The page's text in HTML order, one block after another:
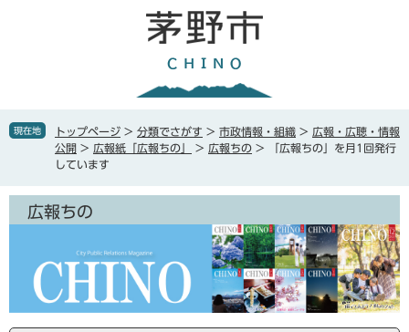
で
ば現在地 トップページ > 分類でさがす > 市政情報・組織 > 広報・広聴・情報
公開 > 広報紙「広報ちの」 > 広報ちの >
「広報ちの」を月1回発行
しています
広報ちの